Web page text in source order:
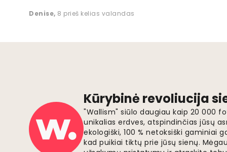
Denise, 8 prieš kelias valandas
Kūrybinė revoliucija
"Wallism" siūlo daugiau kaip 20 000
unikalias erdves, atspindinčias jūsų
ekologiški, 100 % netoksiški gaminiai
kad puikiai tiktų prie jūsų sienų.